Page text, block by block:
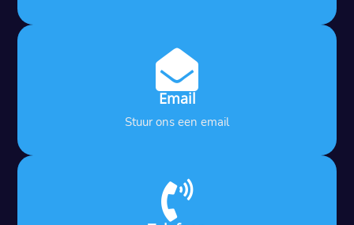

Email
Stuur ons een email
